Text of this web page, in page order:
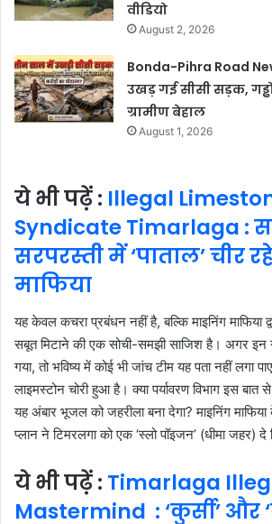
वीडियो
August 2, 2026
Bonda-Pihra Road
उखड़ गई सीसी सड़क,
ग्रामीण बेहाल
August 1, 2026
ये भी पढ़ें : Illegal
Syndicate Timarlaga :
सरपरस्ती में ‘पाताल’ चीर
माफिया
यह केवल कचरा प्रबंधन नहीं है, बल्कि माइनिंग माफिया
सबूत मिटाने की एक सोची-समझी साजिश है। अगर इन
गया, तो भविष्य में कोई भी जांच टीम यह पता नहीं लगा
लाइमस्टोन चोरी हुआ है। क्या पर्यावरण विभाग इस
यह अंबार भूजल को जहरीला बना देगा? माइनिंग माफिया
प्लान ने टिमरलगा को एक ‘स्लो पॉइजन’ (धीमा जहर) दे
ये भी पढ़ें : Timarlaga
Mastermind : ‘कुर्सी’ और